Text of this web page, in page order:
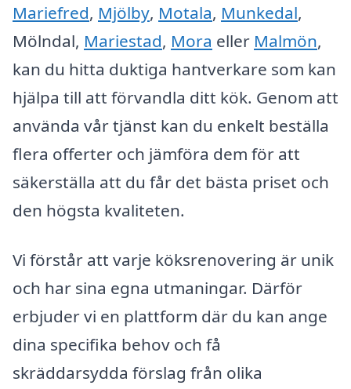
Mariefred, Mjölby, Motala, Munkedal,
Mölndal, Mariestad, Mora eller Malmön,
kan du hitta duktiga hantverkare som kan
hjälpa till att förvandla ditt kök. Genom att
använda vår tjänst kan du enkelt beställa
flera offerter och jämföra dem för att
säkerställa att du får det bästa priset och
den högsta kvaliteten.
Vi förstår att varje köksrenovering är unik
och har sina egna utmaningar. Därför
erbjuder vi en plattform där du kan ange
dina specifika behov och få
skräddarsydda förslag från olika